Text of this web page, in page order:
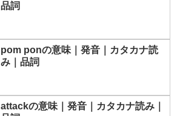
品詞
pom ponの意味｜発音｜カタカナ読
み｜品詞
attackの意味｜発音｜カタカナ読み｜